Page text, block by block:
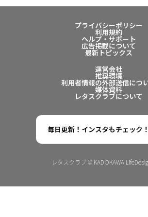
プライバシーポリシー
利用規約
ヘルプ・サポート
広告掲載について
最新トピックス
運営会社
推奨環境
利用者情報の外部送信につ
媒体資料
レタスクラブについて
毎日更新！インスタもチェック！
レタスクラブ © KADOKAWA